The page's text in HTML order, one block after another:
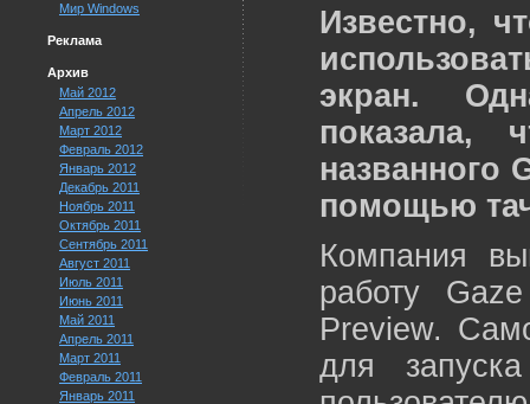
Мир Windows
Реклама
Архив
Май 2012
Апрель 2012
Март 2012
Февраль 2012
Январь 2012
Декабрь 2011
Ноябрь 2011
Октябрь 2011
Сентябрь 2011
Август 2011
Июль 2011
Июнь 2011
Май 2011
Апрель 2011
Март 2011
Февраль 2011
Январь 2011
Известно,
экран.
показала,
названного
помощью
Компания
работу
Preview.
для